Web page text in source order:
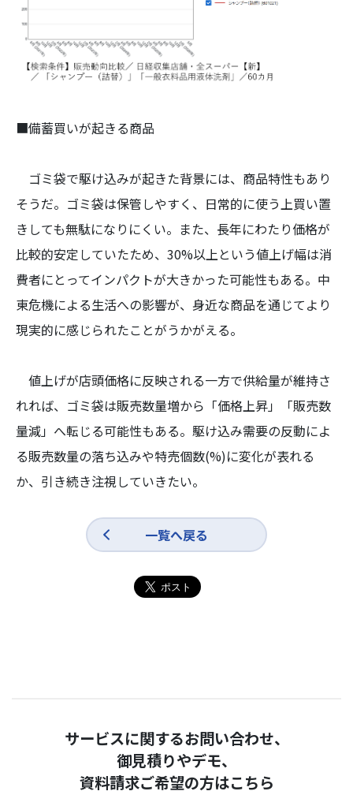
■備蓄買いが起きる商品
ゴミ袋で駆け込みが起きた背景には、商品特性もあり
そうだ。ゴミ袋は保管しやすく、日常的に使う上買い置
きしても無駄になりにくい。また、長年にわたり価格が
比較的安定していたため、30%以上という値上げ幅は消
費者にとってインパクトが大きかった可能性もある。中
東危機による生活への影響が、身近な商品を通じてより
現実的に感じられたことがうかがえる。
値上げが店頭価格に反映される一方で供給量が維持さ
れれば、ゴミ袋は販売数量増から「価格上昇」「販売数
量減」へ転じる可能性もある。駆け込み需要の反動によ
る販売数量の落ち込みや特売個数(%)に変化が表れる
か、引き続き注視していきたい。
一覧へ戻る
サービスに関するお問い合わせ、
御見積りやデモ、
資料請求ご希望の方はこちら